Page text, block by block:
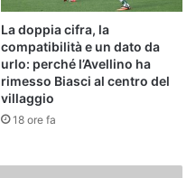
La doppia cifra, la
compatibilità e un dato da
urlo: perché l’Avellino ha
rimesso Biasci al centro del
villaggio
18 ore fa